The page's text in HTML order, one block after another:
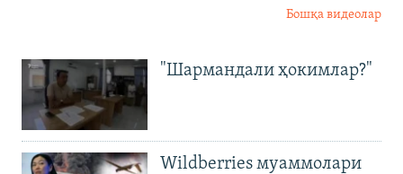
Бошқа видеолар
"Шармандали ҳокимлар?"
Wildberries муаммолари